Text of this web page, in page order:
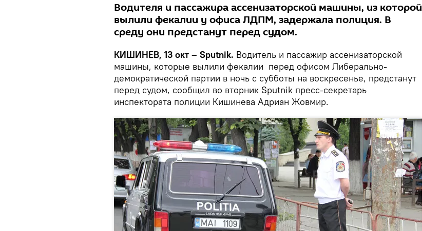
Водителя и пассажира ассенизаторской машины, из которой
вылили фекалии у офиса ЛДПМ, задержала полиция. В
среду они предстанут перед судом.
КИШИНЕВ, 13 окт – Sputnik. Водитель и пассажир ассенизаторской
машины, которые вылили фекалии перед офисом Либерально-
демократической партии в ночь с субботы на воскресенье, предстанут
перед судом, сообщил во вторник Sputnik пресс-секретарь
инспектората полиции Кишинева Адриан Жовмир.